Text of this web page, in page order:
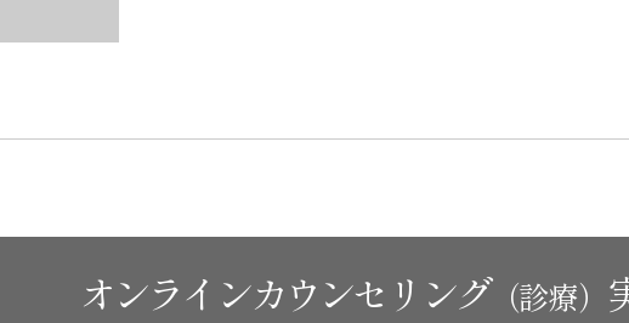
オンラインカウンセリング（診療）